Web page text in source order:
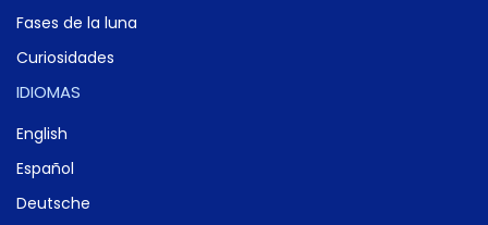
Fases de la luna
Curiosidades
IDIOMAS
English
Español
Deutsche